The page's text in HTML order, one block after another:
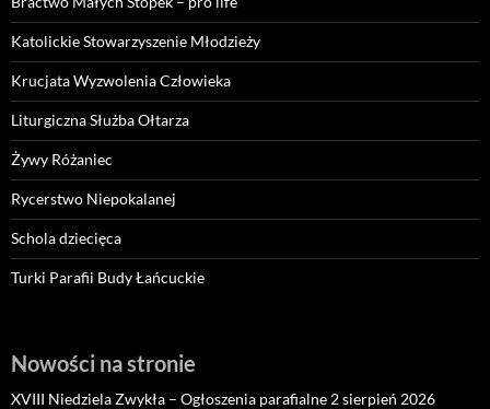
Katolickie Stowarzyszenie Młodzieży
Krucjata Wyzwolenia Człowieka
Liturgiczna Służba Ołtarza
Żywy Różaniec
Rycerstwo Niepokalanej
Schola dziecięca
Turki Parafii Budy Łańcuckie
Nowości na stronie
XVIII Niedziela Zwykła – Ogłoszenia parafialne 2 sierpień 2026